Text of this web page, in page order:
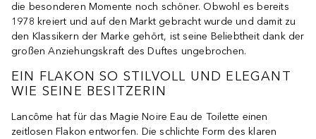
die besonderen Momente noch schöner. Obwohl es bereits
1978 kreiert und auf den Markt gebracht wurde und damit zu
den Klassikern der Marke gehört, ist seine Beliebtheit dank der
großen Anziehungskraft des Duftes ungebrochen.
EIN FLAKON SO STILVOLL UND ELEGANT
WIE SEINE BESITZERIN
Lancôme hat für das Magie Noire Eau de Toilette einen
zeitlosen Flakon entworfen. Die schlichte Form des klaren